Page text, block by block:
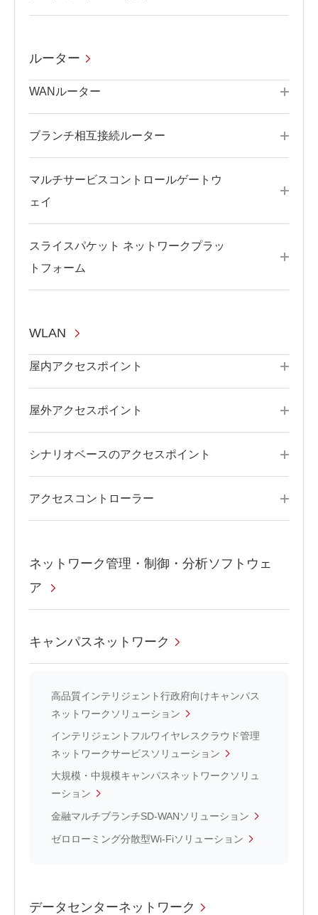
ルーター
WANルーター
ブランチ相互接続ルーター
マルチサービスコントロールゲートウ
ェイ
スライスパケット ネットワークプラッ
トフォーム
WLAN
屋内アクセスポイント
屋外アクセスポイント
シナリオベースのアクセスポイント
アクセスコントローラー
ネットワーク管理・制御・分析ソフトウェ
ア
キャンパスネットワーク
高品質インテリジェント行政府向けキャンパス
ネットワークソリューション
インテリジェントフルワイヤレスクラウド管理
ネットワークサービスソリューション
大規模・中規模キャンパスネットワークソリュ
ーション
金融マルチブランチSD-WANソリューション
ゼロローミング分散型Wi-Fiソリューション
データセンターネットワーク